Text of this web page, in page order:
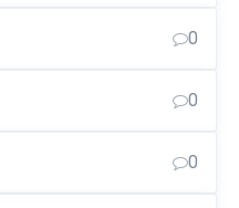
0
0
0